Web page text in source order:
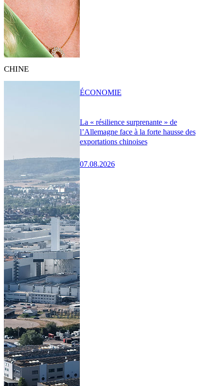
CHINE
La « résilience surprenante » de
l’Allemagne face à la forte hausse des
exportations chinoises
07.08.2026
ÉCONOMIE